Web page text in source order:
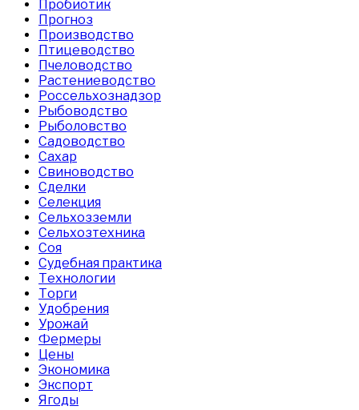
Пробиотик
Прогноз
Производство
Птицеводство
Пчеловодство
Растениеводство
Россельхознадзор
Рыбоводство
Рыболовство
Садоводство
Сахар
Свиноводство
Сделки
Селекция
Сельхозземли
Сельхозтехника
Соя
Судебная практика
Технологии
Торги
Удобрения
Урожай
Фермеры
Цены
Экономика
Экспорт
Ягоды